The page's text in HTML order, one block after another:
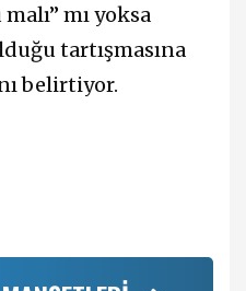
mı yoksa
tartışmasına
belirtiyor.